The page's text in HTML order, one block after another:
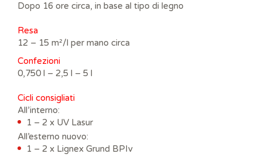
Dopo 16 ore circa, in base al tipo di legno
Resa
12 – 15 m²/l per mano circa
Confezioni
0,750 l – 2,5 l – 5 l
Cicli consigliati
All’interno:
1 – 2 x UV Lasur
All’esterno nuovo:
1 – 2 x Lignex Grund BPIv